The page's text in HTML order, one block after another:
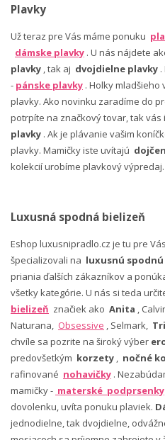
Plavky
Už teraz pre Vás máme ponuku
dámske plavky . U nás nájdete
plavky , tak aj dvojdielne plavky
- pánske plavky . Holky
plavky. Ako novinku zaradíme do
potrpíte na značkový tovar, tak vás
plavky . Ak je plávanie vašim
plavky. Mamičky iste uvítajú
kolekcií urobíme plavkový výpredaj.
Luxusná spodná bielizeň
Eshop luxusnipradlo.cz je tu pre
špecializovali na luxusnú
priania ďalších zákazníkov a
všetky kategórie. U nás si teda
bielizeň značiek ako Anita ,
Naturana, Obsessive , Selmark,
chvíle sa pozrite na široký výber
predovšetkým korzety , nočné
rafinované nohavičky .
mamičky - materské podprsenky
dovolenku, uvíta ponuku plaviek.
jednodielne, tak dvojdielne,